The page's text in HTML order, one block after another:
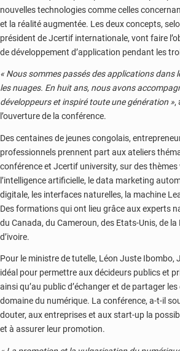
nouvelles technologies comme celles
et la réalité augmentée. Les deux concepts,
président de Jcertif internationale, vont faire
de développement d’application pendant les
« Nous sommes passés des applications dans
les nuages. En huit ans, nous avons
développeurs et inspiré toute une génération »,
l’ouverture de la conférence.
Des centaines de jeunes congolais,
professionnels prennent part aux ateliers
conférence et Jcertif university, sur des thèmes
l’intelligence artificielle, le data marketing
digitale, les interfaces naturelles, la machine
Des formations qui ont lieu grâce aux experts
du Canada, du Cameroun, des Etats-Unis, de la
d’ivoire.
Pour le ministre de tutelle, Léon Juste
idéal pour permettre aux décideurs publics et
ainsi qu’au public d’échanger et de partager
domaine du numérique. La conférence, a-t-il
douter, aux entreprises et aux start-up la
et à assurer leur promotion.